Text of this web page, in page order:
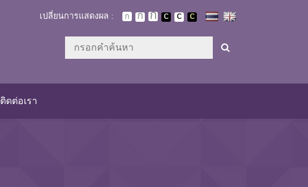
เปลี่ยนการแสดงผล :
ติดต่อเรา